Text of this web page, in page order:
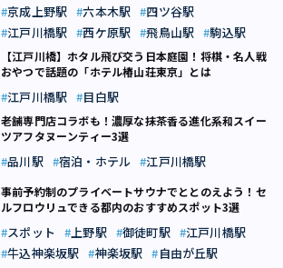
京成上野駅
六本木駅
四ツ谷駅
江戸川橋駅
西ケ原駅 飛鳥山駅 駒込駅
【江戸川橋】ホタル飛び交う日本庭園！将棋・名人戦
おやつで話題の「ホテル椿山荘東京」とは
江戸川橋駅 目白駅
老舗専門店コラボも！濃厚な抹茶香る進化系和スイー
ツアフタヌーンティー3選
品川駅 宿泊・ホテル 江戸川橋駅
事前予約制のプライベートサウナでととのえよう！セ
ルフロウリュできる都内のおすすめスポット3選
スポット 上野駅 御徒町駅
江戸川橋駅
牛込神楽坂駅
神楽坂駅 自由が丘駅